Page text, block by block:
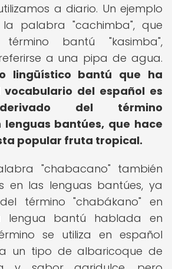
a diario. Un ejemplo
palabra "cachimba", que
bantú "kasimba",
a una pipa de agua.
lingüístico bantú que ha
vocabulario del español es
del término
bantúes, que hace
popular fruta tropical.
"chabacano" también
en las lenguas bantúes, ya
término "chabákano" en
lengua bantú hablada en
se utiliza en español
un tipo de albaricoque de